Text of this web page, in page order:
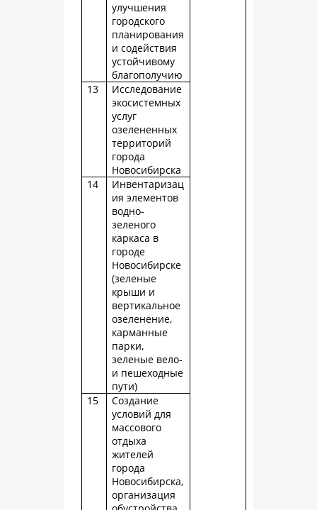
улучшения
городского
планирования
и содействия
устойчивому
благополучию
13
Исследование
экосистемных
услуг
озелененных
территорий
города
Новосибирска
14
Инвентаризац
ия элементов
водно-
зеленого
каркаса в
городе
Новосибирске
(зеленые
крыши и
вертикальное
озеленение,
карманные
парки,
зеленые вело-
и пешеходные
пути)
15
Создание
условий для
массового
отдыха
жителей
города
Новосибирска,
организация